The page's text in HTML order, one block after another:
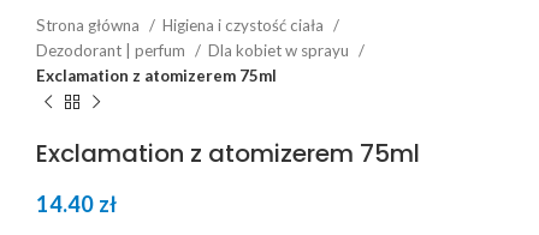
Strona główna
Higiena i czystość ciała
Dezodorant | perfum
Dla kobiet w sprayu
Exclamation z atomizerem 75ml
Exclamation z atomizerem 75ml
14.40 zł